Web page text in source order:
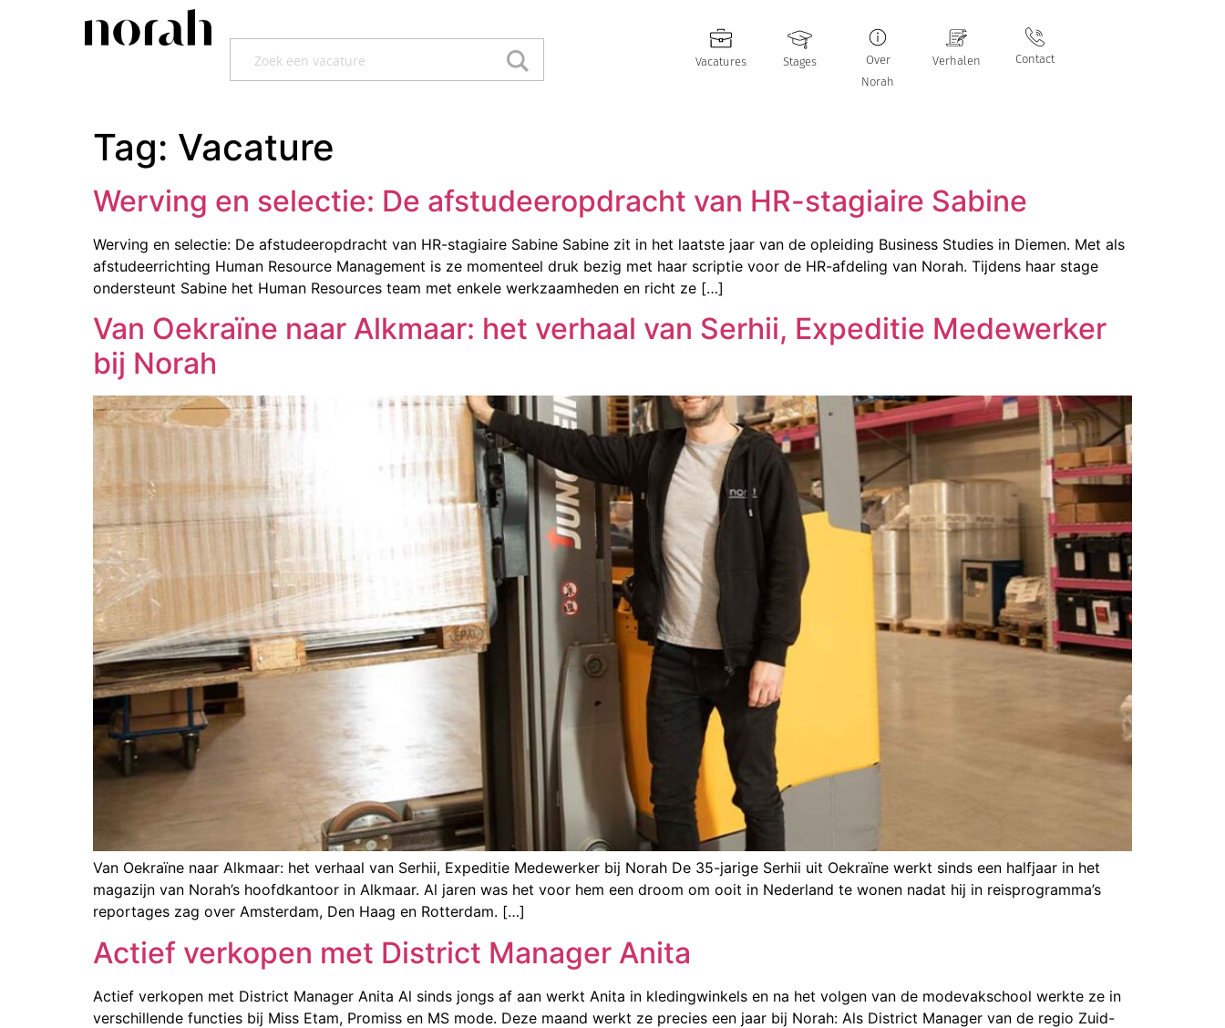
Vacatures Stages
Over
Norah
Verhalen Contact
Tag: Vacature
Werving en selectie: De afstudeeropdracht van HR-stagiaire Sabine
Werving en selectie: De afstudeeropdracht van HR-stagiaire Sabine Sabine zit in het laatste jaar van de opleiding Business Studies in Diemen. Met als
afstudeerrichting Human Resource Management is ze momenteel druk bezig met haar scriptie voor de HR-afdeling van Norah. Tijdens haar stage
ondersteunt Sabine het Human Resources team met enkele werkzaamheden en richt ze […]
Van Oekraïne naar Alkmaar: het verhaal van Serhii, Expeditie Medewerker
bij Norah
Van Oekraïne naar Alkmaar: het verhaal van Serhii, Expeditie Medewerker bij Norah De 35-jarige Serhii uit Oekraïne werkt sinds een halfjaar in het
magazijn van Norah’s hoofdkantoor in Alkmaar. Al jaren was het voor hem een droom om ooit in Nederland te wonen nadat hij in reisprogramma’s
reportages zag over Amsterdam, Den Haag en Rotterdam. […]
Actief verkopen met District Manager Anita
Actief verkopen met District Manager Anita Al sinds jongs af aan werkt Anita in kledingwinkels en na het volgen van de modevakschool werkte ze in
verschillende functies bij Miss Etam, Promiss en MS mode. Deze maand werkt ze precies een jaar bij Norah: Als District Manager van de regio Zuid-